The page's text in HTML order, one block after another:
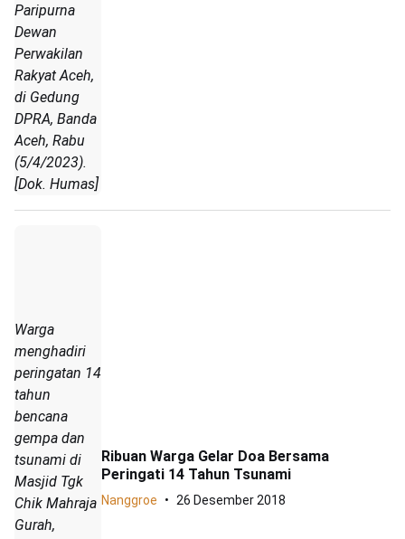
Paripurna
Dewan
Perwakilan
Rakyat Aceh,
di Gedung
DPRA, Banda
Aceh, Rabu
(5/4/2023).
[Dok. Humas]
Warga
menghadiri
peringatan 14
tahun
bencana
gempa dan
tsunami di
Masjid Tgk
Chik Mahraja
Gurah,
Ribuan Warga Gelar Doa Bersama
Peringati 14 Tahun Tsunami
Nanggroe 26 Desember 2018